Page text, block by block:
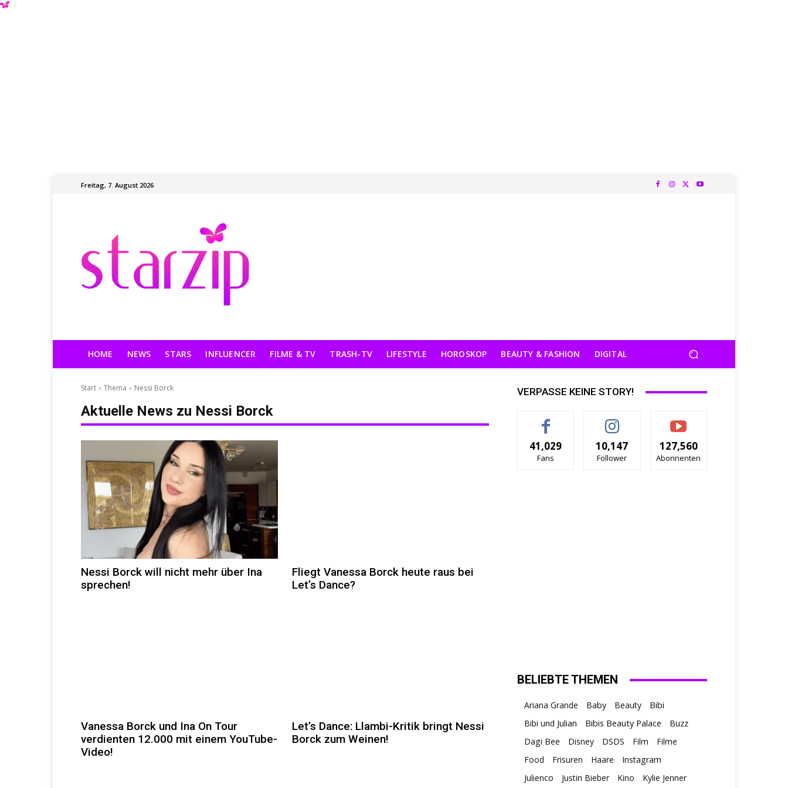
Freitag, 7. August 2026
HOME NEWS STARS INFLUENCER FILME & TV TRASH-TV LIFESTYLE HOROSKOP BEAUTY & FASHION DIGITAL
Start Thema Nessi Borck
Aktuelle News zu Nessi Borck
Nessi Borck will nicht mehr über Ina
sprechen!
Fliegt Vanessa Borck heute raus bei
Let’s Dance?
Vanessa Borck und Ina On Tour
verdienten 12.000 mit einem YouTube-
Video!
Let’s Dance: Llambi-Kritik bringt Nessi
Borck zum Weinen!
VERPASSE KEINE STORY!
41,029
Fans
10,147
Follower
127,560
Abonnenten
BELIEBTE THEMEN
Ariana Grande Baby Beauty
Bibi
Bibi und Julian
Bibis Beauty Palace
Buzz
Dagi Bee
Disney DSDS Film
Filme
Food
Frisuren Haare
Instagram
Julienco
Justin Bieber Kino Kylie Jenner